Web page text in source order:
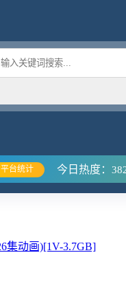
平台统计 今日热度：